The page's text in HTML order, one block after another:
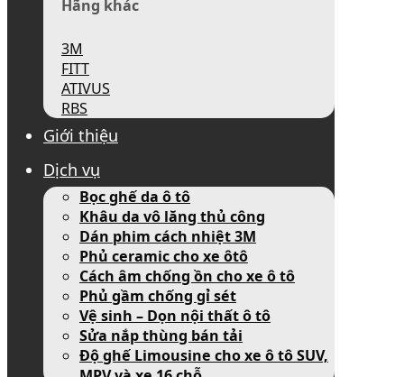
Hãng khác
3M
FITT
ATIVUS
RBS
Giới thiệu
Dịch vụ
Bọc ghế da ô tô
Khâu da vô lăng thủ công
Dán phim cách nhiệt 3M
Phủ ceramic cho xe ôtô
Cách âm chống ồn cho xe ô tô
Phủ gầm chống gỉ sét
Vệ sinh – Dọn nội thất ô tô
Sửa nắp thùng bán tải
Độ ghế Limousine cho xe ô tô SUV,